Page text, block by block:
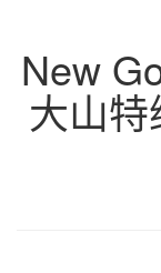
New
大山